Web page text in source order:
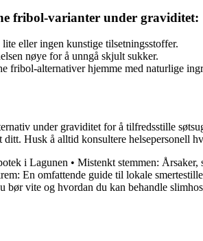
fribol-varianter under graviditet:
eller ingen kunstige tilsetningsstoffer.
nøye for å unngå skjult sukker.
fribol-alternativer hjemme med naturlige
under graviditet for å tilfredsstille
Husk å alltid konsultere helsepersonell
i Lagunen • Mistenkt stemmen: Årsaker,
En omfattende guide til lokale
bør vite og hvordan du kan behandle